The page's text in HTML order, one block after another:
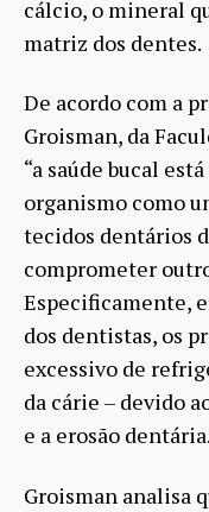
cálcio, o mineral
matriz dos dentes.
De acordo com a
Groisman, da
“a saúde bucal
organismo como
tecidos dentários
comprometer
Especificamente,
dos dentistas, os
excessivo de
da cárie – devido
e a erosão dentária.
Groisman analisa